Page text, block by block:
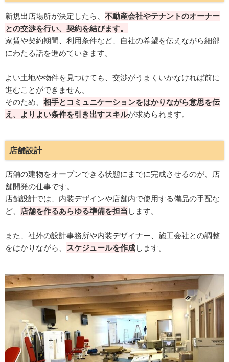
新規出店場所が決定したら、 不動産会社やテナントのオーナー
との交渉を行い、契約を結びます。
家賃や契約期間、利用条件など、自社の希望を伝えながら細部
にわたる話を進めていきます。
よい土地や物件を見つけても、交渉がうまくいかなければ前に
進むことができません。
そのため、 相手とコミュニケーションをはかりながら意思を伝
え、よりよい条件を引き出すスキルが求められます。
店舗設計
店舗の建物をオープンできる状態にまでに完成させるのが、店
舗開発の仕事です。
店舗設計では、内装デザインや店舗内で使用する備品の手配な
ど、 店舗を作るあらゆる準備を担当 します。
また、社外の設計事務所や内装デザイナー、施工会社との調整
をはかりながら、 スケジュールを作成します。